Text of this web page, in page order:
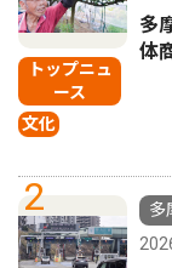
トップニュ
ース
文化
多
体
2
多